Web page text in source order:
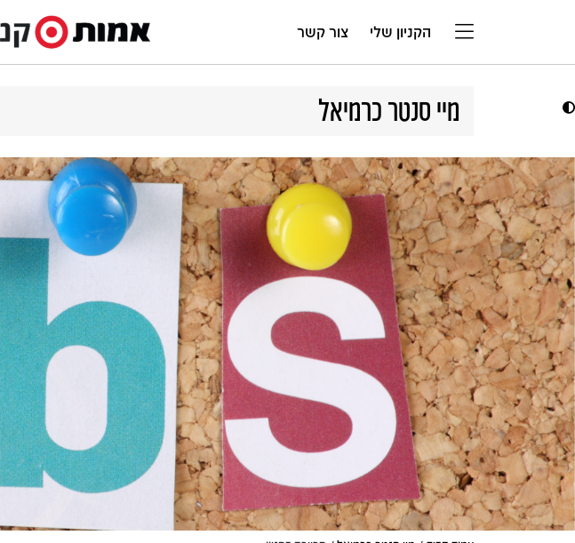
הקניון שלי צור קשר
מיי סנטר כרמיאל